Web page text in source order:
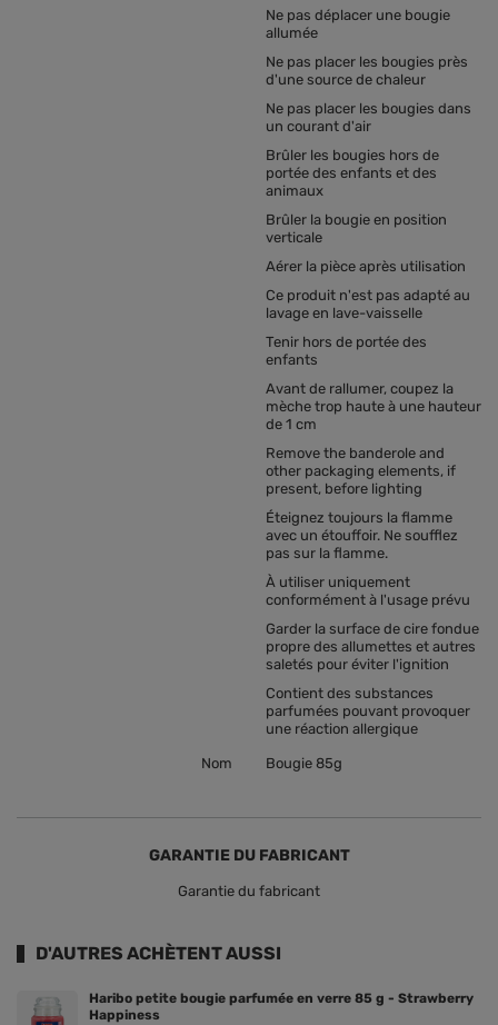
Ne pas déplacer une bougie
allumée
Ne pas placer les bougies près
d'une source de chaleur
Ne pas placer les bougies dans
un courant d'air
Brûler les bougies hors de
portée des enfants et des
animaux
Brûler la bougie en position
verticale
Aérer la pièce après utilisation
Ce produit n'est pas adapté au
lavage en lave-vaisselle
Tenir hors de portée des
enfants
Avant de rallumer, coupez la
mèche trop haute à une hauteur
de 1 cm
Remove the banderole and
other packaging elements, if
present, before lighting
Éteignez toujours la flamme
avec un étouffoir. Ne soufflez
pas sur la flamme.
À utiliser uniquement
conformément à l'usage prévu
Garder la surface de cire fondue
propre des allumettes et autres
saletés pour éviter l'ignition
Contient des substances
parfumées pouvant provoquer
une réaction allergique
Nom Bougie 85g
GARANTIE DU FABRICANT
Garantie du fabricant
D'AUTRES ACHÈTENT AUSSI
Haribo petite bougie parfumée en verre 85 g - Strawberry
Happiness